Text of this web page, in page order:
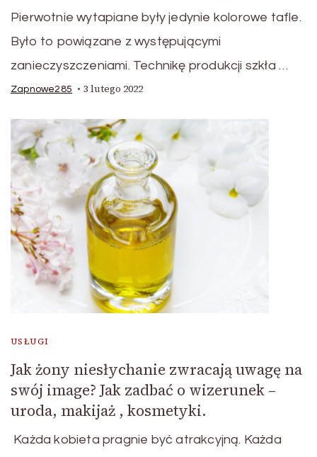
Pierwotnie wytapiane były jedynie kolorowe tafle.
Było to powiązane z występującymi
zanieczyszczeniami. Technikę produkcji szkła …
Zapnowe285 3 lutego 2022
USŁUGI
Jak żony niesłychanie zwracają uwagę na
swój image? Jak zadbać o wizerunek –
uroda, makijaż , kosmetyki.
Każda kobieta pragnie być atrakcyjną. Każda